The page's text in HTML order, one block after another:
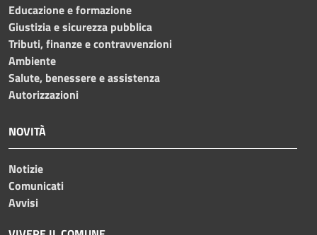
Educazione e formazione
Giustizia e sicurezza pubblica
Tributi, finanze e contravvenzioni
Ambiente
Salute, benessere e assistenza
Autorizzazioni
NOVITÀ
Notizie
Comunicati
Avvisi